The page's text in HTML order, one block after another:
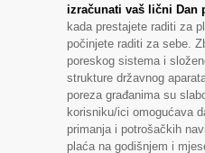
izračunati vaš lični Dan
kada prestajete raditi za
počinjete raditi za sebe.
poreskog sistema i
strukture državnog
poreza građanima su
korisniku/ici omogućava
primanja i potrošačkih
plaća na godišnjem i